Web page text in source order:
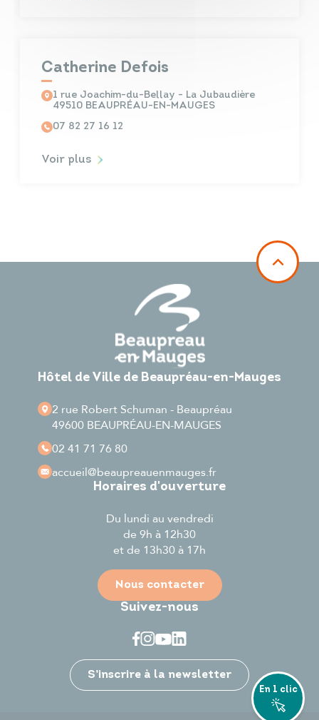
Je participe
Catherine Defois
1 rue Joachim-du-Bellay - La Jubaudière
49510 BEAUPRÉAU-EN-MAUGES
07 82 27 16 12
Voir plus
Hôtel de Ville de Beaupréau-en-Mauges
2 rue Robert Schuman - Beaupréau
49600 BEAUPRÉAU-EN-MAUGES
02 41 71 76 80
accueil@beaupreauenmauges.fr
Horaires d'ouverture
Du lundi au vendredi
de 9h à 12h30
et de 13h30 à 17h
Nous contacter
Suivez-nous
S’inscrire à la newsletter
En 1 clic